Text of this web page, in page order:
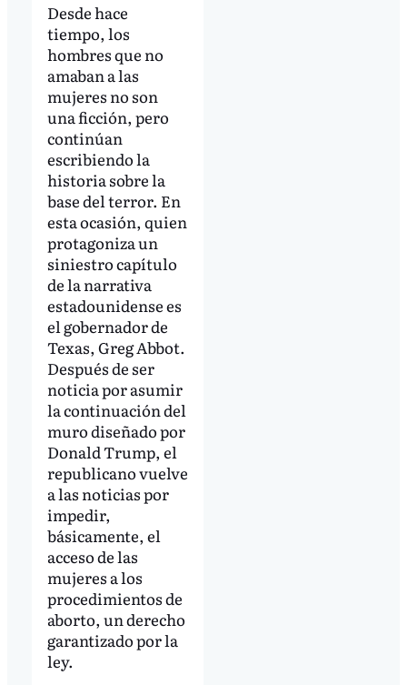
Desde hace
tiempo, los
hombres que no
amaban a las
mujeres no son
una ficción, pero
continúan
escribiendo la
historia sobre la
base del terror. En
esta ocasión, quien
protagoniza un
siniestro capítulo
de la narrativa
estadounidense es
el gobernador de
Texas, Greg Abbot.
Después de ser
noticia por asumir
la continuación del
muro diseñado por
Donald Trump, el
republicano vuelve
a las noticias por
impedir,
básicamente, el
acceso de las
mujeres a los
procedimientos de
aborto, un derecho
garantizado por la
ley.